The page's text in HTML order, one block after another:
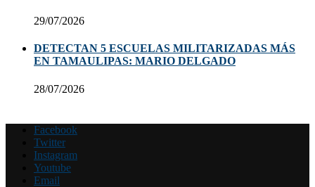
29/07/2026
DETECTAN 5 ESCUELAS MILITARIZADAS MÁS
EN TAMAULIPAS: MARIO DELGADO
28/07/2026
Facebook
Twitter
Instagram
Youtube
Email